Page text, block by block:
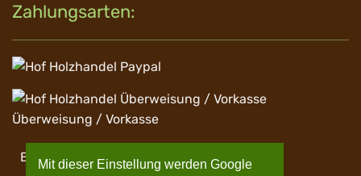
Mit dieser Einstellung werden Google
Zahlungsarten:
Überweisung / Vorkasse
Barzahlung